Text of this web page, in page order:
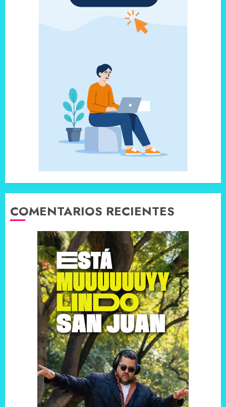
COMENTARIOS RECIENTES